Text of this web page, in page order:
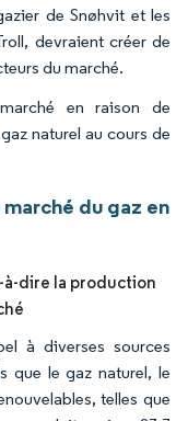
de Snøhvit et les
devraient créer de
du marché.
en raison de
naturel au cours de
du gaz en
à-dire la production
à diverses sources
que le gaz naturel, le
telles que